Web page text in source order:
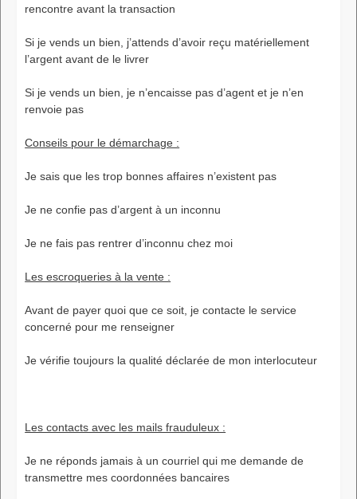
rencontre avant la transaction
Si je vends un bien, j’attends d’avoir reçu matériellement
l’argent avant de le livrer
Si je vends un bien, je n’encaisse pas d’agent et je n’en
renvoie pas
Conseils pour le démarchage :
Je sais que les trop bonnes affaires n’existent pas
Je ne confie pas d’argent à un inconnu
Je ne fais pas rentrer d’inconnu chez moi
Les escroqueries à la vente :
Avant de payer quoi que ce soit, je contacte le service
concerné pour me renseigner
Je vérifie toujours la qualité déclarée de mon interlocuteur
Les contacts avec les mails frauduleux :
Je ne réponds jamais à un courriel qui me demande de
transmettre mes coordonnées bancaires